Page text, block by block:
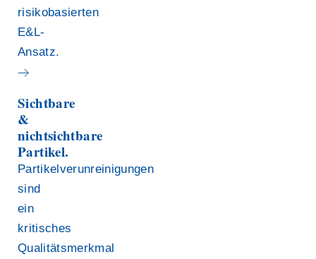
risikobasierten
E&L-
Ansatz.
Sichtbare
&
nichtsichtbare
Partikel.
Partikelverunreinigungen
sind
ein
kritisches
Qualitätsmerkmal